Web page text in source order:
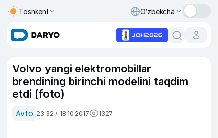
Toshkent O‘zbekcha
Volvo yangi elektromobillar
brendining birinchi modelini taqdim
etdi (foto)
Avto 23:32 / 18.10.2017 1327